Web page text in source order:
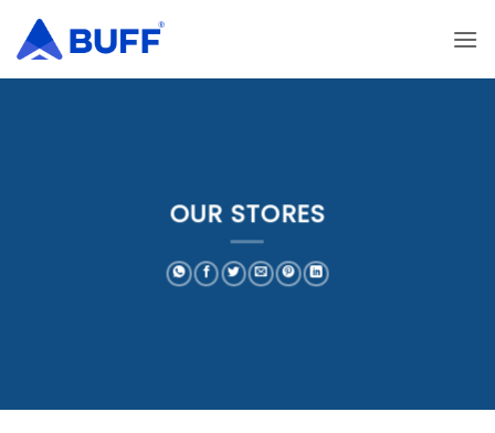
qua
OUR STORES